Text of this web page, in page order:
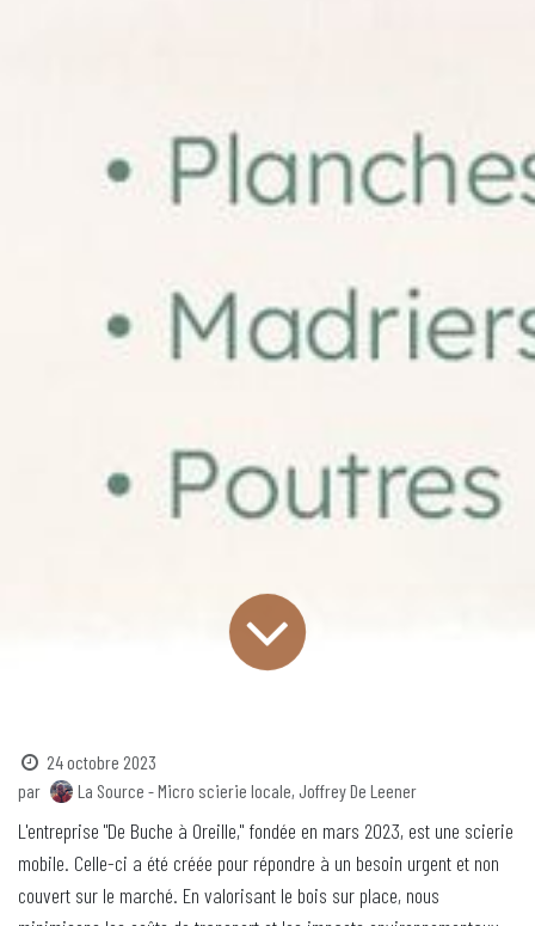
24 octobre 2023
par
La Source - Micro scierie locale, Joffrey De Leener
L'entreprise "De Buche à Oreille," fondée en mars 2023, est une scierie
mobile. Celle-ci a été créée pour répondre à un besoin urgent et non
couvert sur le marché. En valorisant le bois sur place, nous